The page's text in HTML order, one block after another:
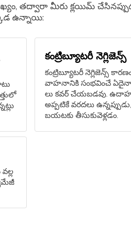
తద్వారా మీరు క్లయిమ్
ఉన్నాయి:
కంట్రిబ్యూటరీ నెగ్లిజెన్స్
కంట్రిబ్యూటరీ నెగ్లిజెన్స్
వాహనానికి సంభవించే
లు కవర్ చేయబడవు.
అప్పటికే వరదలు ఉన్నప్పుడు,
బయటకు తీసుకువెళ్లడం.